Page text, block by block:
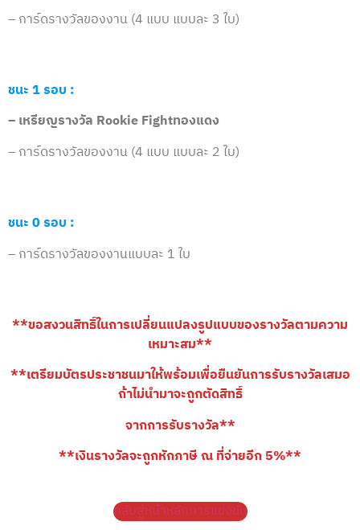
– การ์ดรางวัลของงาน (4 แบบ แบบละ 3 ใบ)
ชนะ 1 รอบ :
– เหรียญรางวัล Rookie Fightทองแดง
– การ์ดรางวัลของงาน (4 แบบ แบบละ 2 ใบ)
ชนะ 0 รอบ :
– การ์ดรางวัลของงานแบบละ 1 ใบ
**ขอสงวนสิทธิ์ในการเปลี่ยนแปลงรูปแบบของรางวัลตามความ
เหมาะสม**
**เตรียมบัตรประชาชนมาให้พร้อมเพื่อยืนยันการรับรางวัลเสมอ
ถ้าไม่นำมาจะถูกตัดสิทธิ์
จากการรับรางวัล**
**เงินรางวัลจะถูกหักภาษี ณ ที่จ่ายอีก 5%**
กลับสู่หน้าหลักการแข่งขัน